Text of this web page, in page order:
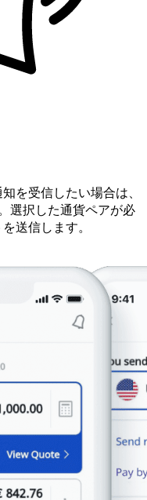
を受信したい場合は、
選択した通貨ペアが必
送信します。